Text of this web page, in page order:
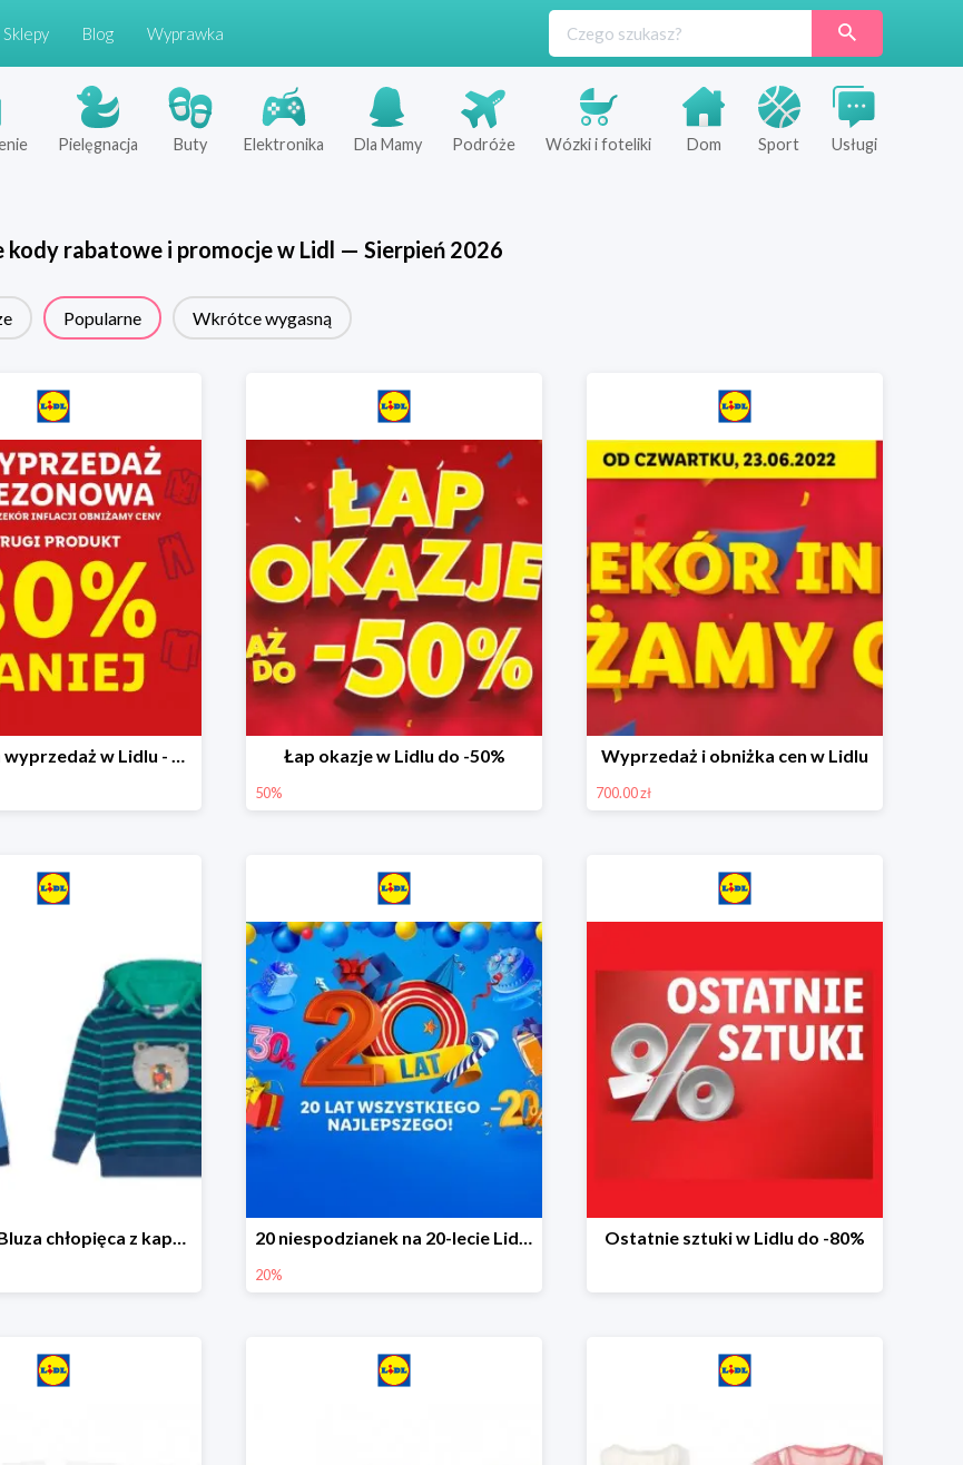
Sklepy Blog Wyprawka
Pielęgnacja Buty Elektronika Dla Mamy Podróże Wózki i foteliki Dom Sport Usługi
kody rabatowe i promocje w Lidl — Sierpień 2026
Popularne Wkrótce wygasną
Sezonowa wyprzedaż w Lidlu - drugi produkt -80% Łap okazje w Lidlu do -50%
50%
Wyprzedaż i obniżka cen w Lidlu
700.00 zł
LUPILU® Bluza chłopięca z kapturem 20 niespodzianek na 20-lecie Lidla do -20%
20%
Ostatnie sztuki w Lidlu do -80%